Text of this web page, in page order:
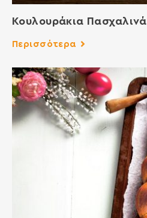
Κουλουράκια Πασχαλινά
Περισσότερα